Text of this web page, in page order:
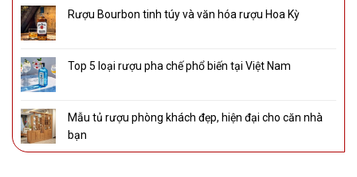
Rượu Bourbon tinh túy và văn hóa rượu Hoa Kỳ
Top 5 loại rượu pha chế phổ biến tại Việt Nam
Mẫu tủ rượu phòng khách đẹp, hiện đại cho căn nhà
bạn